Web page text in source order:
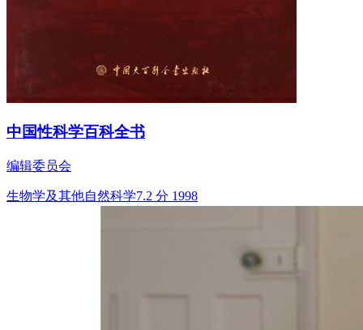
中国性科学百科全书
编辑委员会
生物学及其他自然科学7.2 分 1998